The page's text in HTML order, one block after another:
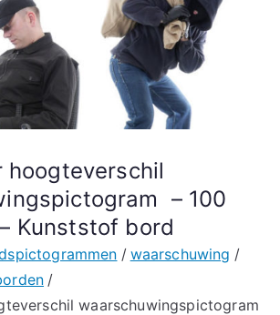
hoogteverschil
– 100
Kunststof bord
waarschuwing
waarschuwingspictogram